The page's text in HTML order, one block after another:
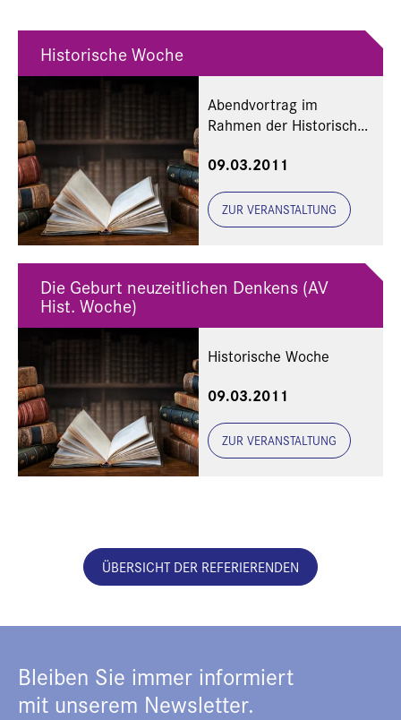
Historische Woche
Abendvortrag im
Rahmen der Historischen
09.03.2011
ZUR VERANSTALTUNG
Die Geburt neuzeitlichen Denkens (AV
Hist. Woche)
Historische Woche
09.03.2011
ZUR VERANSTALTUNG
ÜBERSICHT DER REFERIERENDEN
Bleiben Sie immer informiert
mit unserem Newsletter.